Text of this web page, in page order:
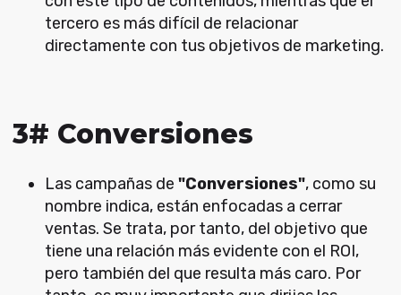
tercero es más difícil de relacionar
directamente con tus objetivos de marketing.
3# Conversiones
Las campañas de "Conversiones", como su
nombre indica, están enfocadas a cerrar
ventas. Se trata, por tanto, del objetivo que
tiene una relación más evidente con el ROI,
pero también del que resulta más caro. Por